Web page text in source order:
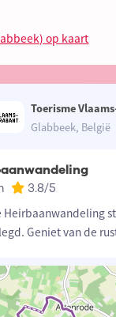
op kaart
Toerisme
Glabbeek, België
3.8/5
Heirbaanwandeling
Geniet van de